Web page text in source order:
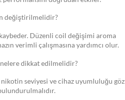
değiştirilmelidir?
Düzenli coil değişimi aroma
verimli çalışmasına yardımcı olur.
dikkat edilmelidir?
seviyesi ve cihaz uyumluluğu göz